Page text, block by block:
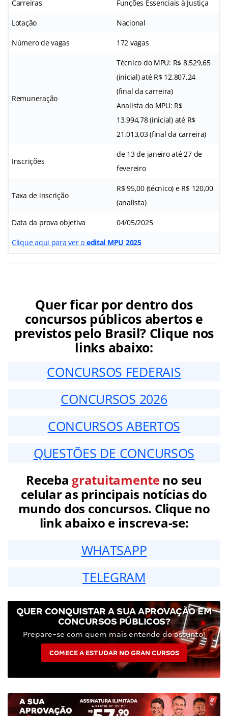
Carreiras Funções Essenciais à Justiça
Lotação Nacional
Número de vagas 172 vagas
Remuneração
Técnico do MPU: R$ 8.529,65
(inicial) até R$ 12.807,24
(final da carreira)
Analista do MPU: R$
13.994,78 (inicial) até R$
21.013,03 (final da carreira)
Inscrições
de 13 de janeiro até 27 de
fevereiro
Taxa de inscrição
R$ 95,00 (técnico) e R$ 120,00
(analista)
Data da prova objetiva 04/05/2025
Clique aqui para ver o edital MPU 2025
Quer ficar por dentro dos
concursos públicos abertos e
previstos pelo Brasil? Clique nos
links abaixo:
CONCURSOS FEDERAIS
CONCURSOS 2026
CONCURSOS ABERTOS
QUESTÕES DE CONCURSOS
Receba gratuitamenteno seu
celular as principais notícias do
mundo dos concursos. Clique no
link abaixo e inscreva-se:
WHATSAPP
TELEGRAM
QUER CONQUISTAR A SUA APROVAÇÃO EM
CONCURSOS PÚBLICOS?
Prepare-se com quem mais entende do assunto!
COMECE A ESTUDAR NO GRAN CURSOS